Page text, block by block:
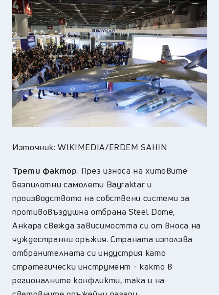
Източник: WIKIMEDIA/ERDEM SAHIN
Трети фактор. През износа на хитовите
безпилотни самолети Bayraktar и
производството на собствени системи за
противовъздушна отбрана Steel Dome,
Анкара свежда зависимостта си от вноса на
чуждестранни оръжия. Страната използва
отбранителната си индустрия като
стратегически инструмент - както в
регионалните конфликти, така и на